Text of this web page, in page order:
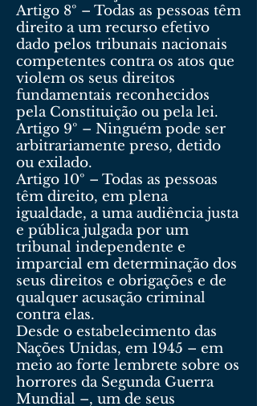
Artigo 8º – Todas as pessoas têm
direito a um recurso efetivo
dado pelos tribunais nacionais
competentes contra os atos que
violem os seus direitos
fundamentais reconhecidos
pela Constituição ou pela lei.
Artigo 9º – Ninguém pode ser
arbitrariamente preso, detido
ou exilado.
Artigo 10º – Todas as pessoas
têm direito, em plena
igualdade, a uma audiência justa
e pública julgada por um
tribunal independente e
imparcial em determinação dos
seus direitos e obrigações e de
qualquer acusação criminal
contra elas.
Desde o estabelecimento das
Nações Unidas, em 1945 – em
meio ao forte lembrete sobre os
horrores da Segunda Guerra
Mundial –, um de seus